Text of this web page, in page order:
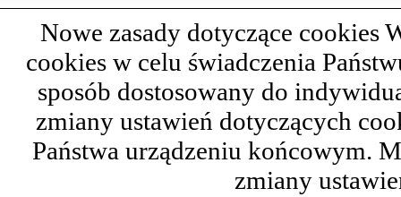
Nowe zasady dotyczące cookies
cookies w celu świadczenia
sposób dostosowany do
zmiany ustawień dotyczących
Państwa urządzeniu końcowym.
zmiany